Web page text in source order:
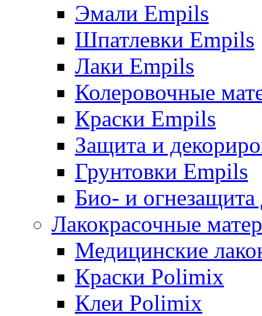
Эмали Empils
Шпатлевки Empils
Лаки Empils
Колеровочные
Краски Empils
Защита и
Грунтовки Empils
Био- и
Лакокрасочные
Медицинские
Краски Polimix
Клеи Polimix